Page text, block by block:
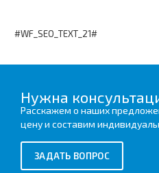
#WF_SEO_TEXT_21#
Нужна
Расскажем о наших
цену и составим
ЗАДАТЬ ВОПРОС